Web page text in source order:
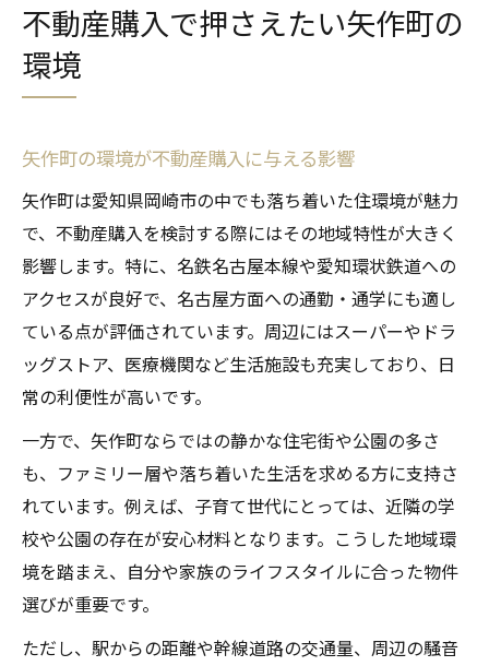
不動産購入で押さえたい矢作町の
環境
矢作町の環境が不動産購入に与える影響
矢作町は愛知県岡崎市の中でも落ち着いた住環境が魅力
で、不動産購入を検討する際にはその地域特性が大きく
影響します。特に、名鉄名古屋本線や愛知環状鉄道への
アクセスが良好で、名古屋方面への通勤・通学にも適し
ている点が評価されています。周辺にはスーパーやドラ
ッグストア、医療機関など生活施設も充実しており、日
常の利便性が高いです。
一方で、矢作町ならではの静かな住宅街や公園の多さ
も、ファミリー層や落ち着いた生活を求める方に支持さ
れています。例えば、子育て世代にとっては、近隣の学
校や公園の存在が安心材料となります。こうした地域環
境を踏まえ、自分や家族のライフスタイルに合った物件
選びが重要です。
ただし、駅からの距離や幹線道路の交通量、周辺の騒音